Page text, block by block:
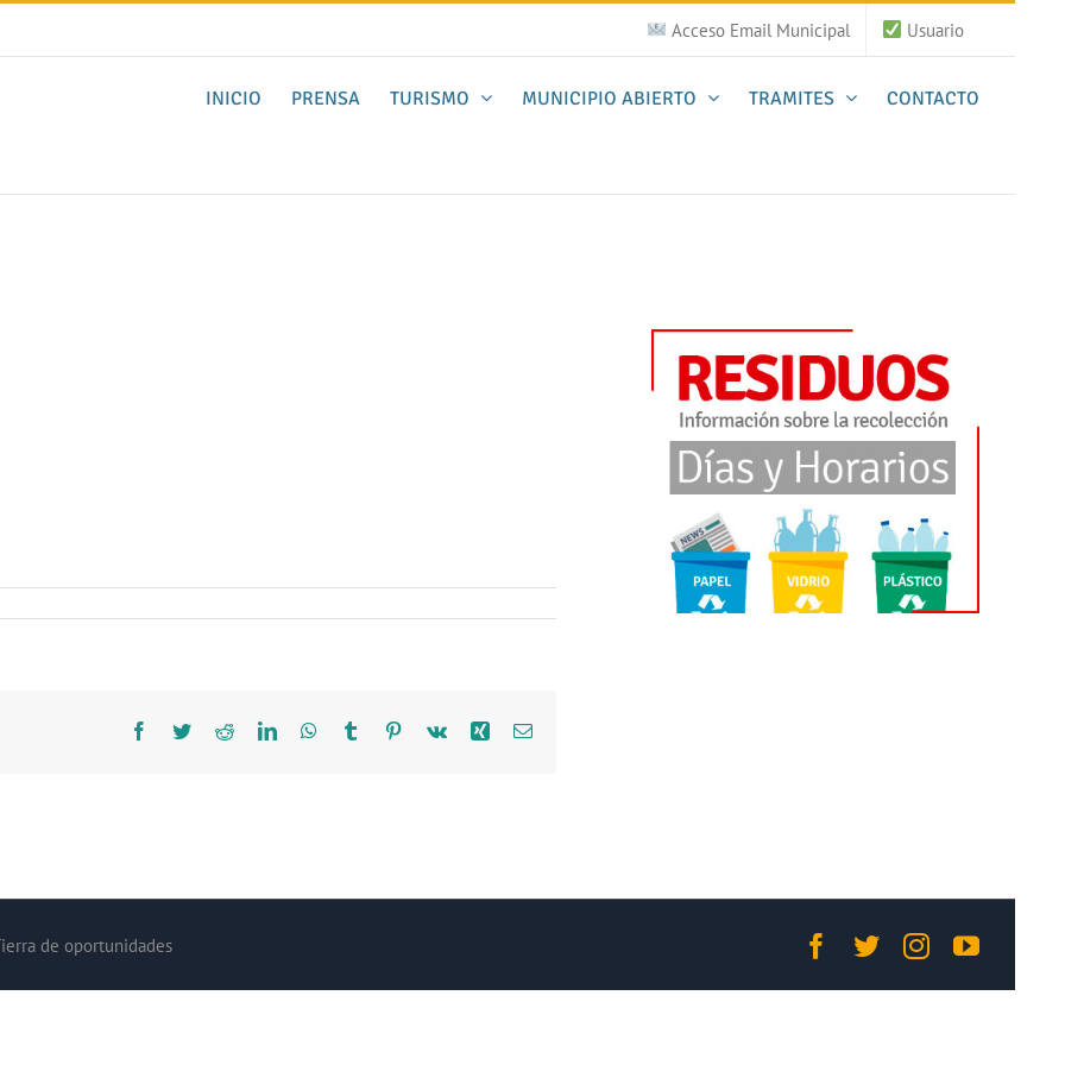
Acceso Email Municipal Usuario
INICIO PRENSA TURISMO MUNICIPIO ABIERTO TRAMITES CONTACTO
Facebook
TwitterRedditLinkedInWhatsApp
Tumblr Pinterest
Vk Xing Correo
de oportunidades Facebook
TwitterInstagram